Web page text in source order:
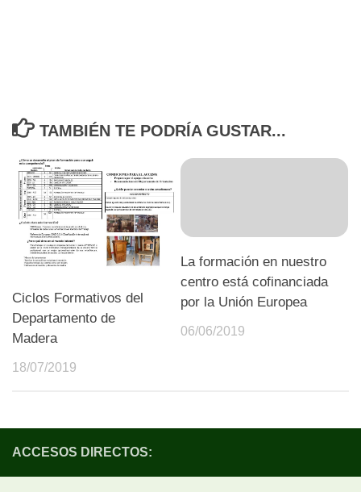
TAMBIÉN TE PODRÍA GUSTAR...
Ciclos Formativos del
Departamento de
Madera
18/07/2019
La formación en nuestro
centro está cofinanciada
por la Unión Europea
06/06/2019
ACCESOS DIRECTOS: